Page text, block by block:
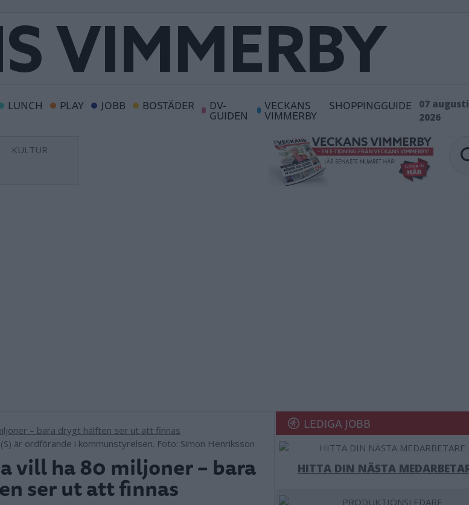
LUNCH PLAY JOBB BOSTÄDER DV-
GUIDEN
VECKANS
VIMMERBY
SHOPPINGGUIDE
07 augusti
2026
KULTUR
är ordförande i kommunstyrelsen. Foto: Simon Henriksson
vill ha 80 miljoner – bara
ser ut att finnas
LEDIGA JOBB
HITTA DIN NÄSTA